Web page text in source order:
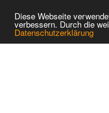
Diese Webseite
verbessern. Durch die
Datenschutzerklärung